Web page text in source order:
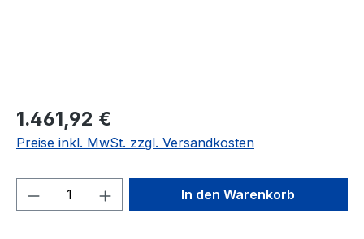
1.461,92 €
Preise inkl. MwSt. zzgl. Versandkosten
Produkt Anzahl: Gib denIn den Warenkorb